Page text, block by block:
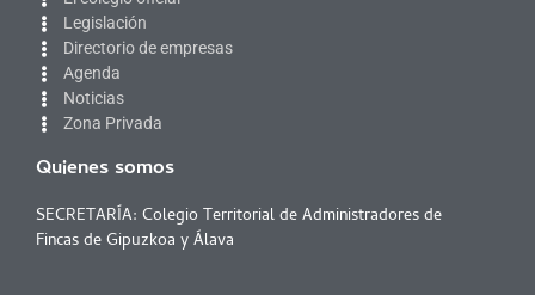
Legislación
Directorio de empresas
Agenda
Noticias
Zona Privada
Quienes somos
SECRETARÍA: Colegio Territorial de Administradores de
Fincas de Gipuzkoa y Álava